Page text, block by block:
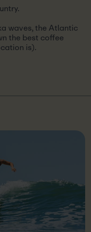
waves, the Atlantic
the best coffee
is).